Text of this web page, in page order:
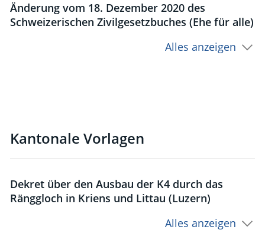
Änderung vom 18. Dezember 2020 des
Schweizerischen Zivilgesetzbuches (Ehe für alle)
Alles anzeigen
Kantonale Vorlagen
Dekret über den Ausbau der K4 durch das
Ränggloch in Kriens und Littau (Luzern)
Alles anzeigen